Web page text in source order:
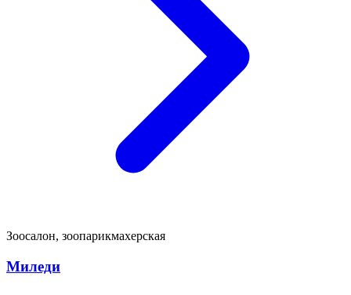
Зоосалон, зоопарикмахерская
Миледи